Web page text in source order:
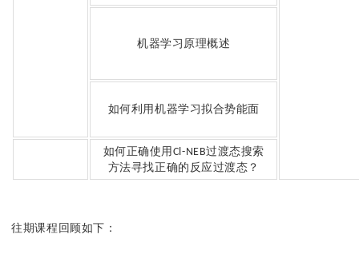
机器学习原理概述
如何利用机器学习拟合势能面
如何正确使用Cl-NEB过渡态搜索
方法寻找正确的反应过渡态？
往期课程回顾如下：